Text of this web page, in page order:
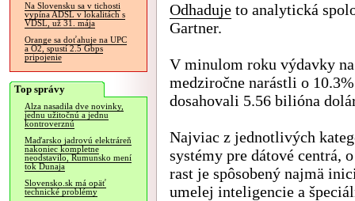
Na Slovensku sa v tichosti
vypína ADSL v lokalitách s
VDSL, už 31. mája
Orange sa doťahuje na UPC
a O2, spustí 2.5 Gbps
pripojenie
Top správy
Alza nasadila dve novinky,
jednu užitočnú a jednu
kontroverznú
Maďarsko jadrovú elektráreň
nakoniec kompletne
neodstavilo, Rumunsko mení
tok Dunaja
Slovensko.sk má opäť
technické problémy
Odhaduje to analytická
Gartner.
V minulom roku výdavky
medziročne narástli o
dosahovali 5.56 bilióna
Najviac z jednotlivých
systémy pre dátové centrá,
rast je spôsobený najmä
umelej inteligencie a